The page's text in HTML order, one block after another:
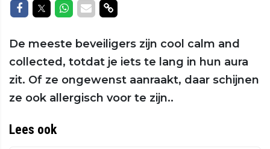
Delen op Facebook
Delen op Twitter
Delen op Whatsapp
Delen via Mail
Delen via link
De meeste beveiligers zijn cool calm and
collected, totdat je iets te lang in hun aura
zit. Of ze ongewenst aanraakt, daar schijnen
ze ook allergisch voor te zijn..
Lees ook